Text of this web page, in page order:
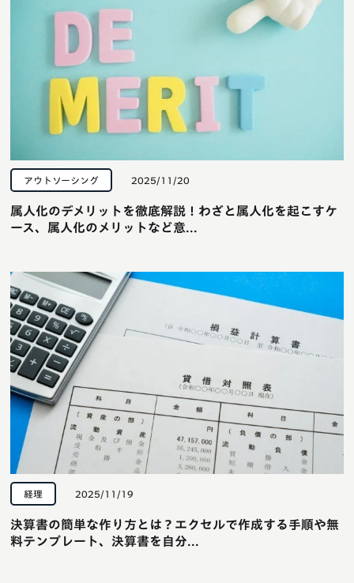
アウトソーシング 2025/11/20
属人化のデメリットを徹底解説！わざと属人化を起こすケ
ース、属人化のメリットなど意...
経理 2025/11/19
決算書の簡単な作り方とは？エクセルで作成する手順や無
料テンプレート、決算書を自分...